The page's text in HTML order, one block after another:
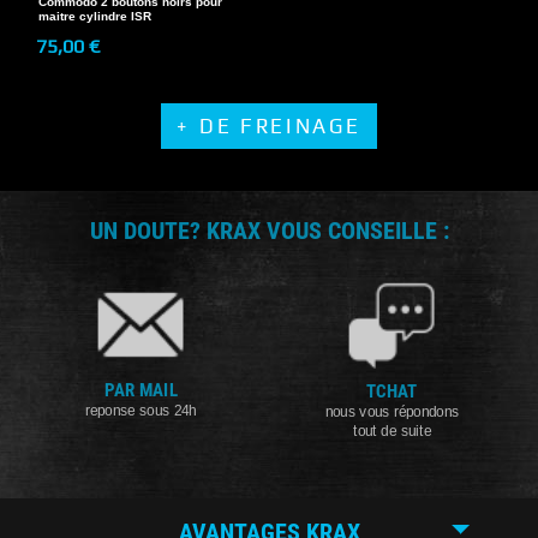
maitre cylindre ISR
75,00 €
+ DE FREINAGE
UN DOUTE? KRAX VOUS CONSEILLE :
PAR MAIL
reponse sous 24h
TCHAT
nous vous répondons
tout de suite
AVANTAGES KRAX